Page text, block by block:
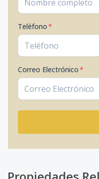
Teléfono*
Correo Electrónico*